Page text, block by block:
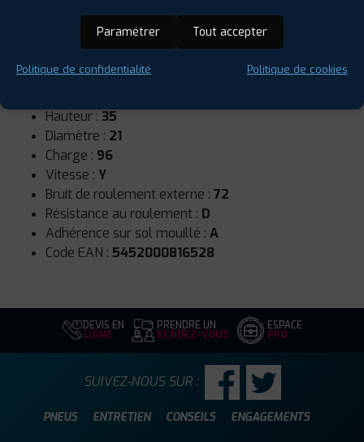
Runflat :Non
Hauteur : 35
Diamètre : 21
Charge : 96
Vitesse : Y
Bruit de roulement externe : 72
Résistance au roulement : D
Adhérence sur sol mouillé : A
Code EAN : 5452000816528
DEVIS EN
LIGNE
PRENDRE UN
RENDEZ-VOUS
ESPACE
PRO
PNEUS ENTRETIEN CONSEILS ENGAGEMENTS
SUIVEZ-NOUS SUR :
Paramétrer Tout accepter
Politique de confidentialité Politique de cookies